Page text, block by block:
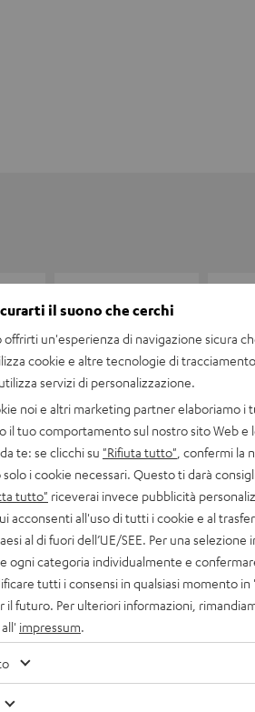
Auricolari singoli sinistra
il suono che cerchi
offrirti un'esperienza di navigazione sicura
cookie e altre tecnologie di
servizi di personalizzazione.
noi e altri marketing partner elaboriamo i
il tuo comportamento sul nostro sito Web e
te: se clicchi su "Rifiuta tutto" , confermi la
i cookie necessari. Questo ti darà
tutto" riceverai invece pubblicità
acconsenti all'uso di tutti i cookie e al
al di fuori dell’UE/SEE. Per una
ogni categoria individualmente e
tutti i consensi in qualsiasi momento
il futuro. Per ulteriori informazioni,
impressum